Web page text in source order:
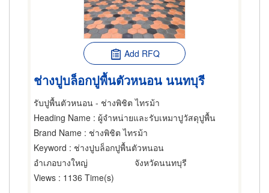
Add RFQ
ช่างปูบล็อกปูพื้นตัวหนอน นนทบุรี
รับปูพื้นตัวหนอน - ช่างพิชิต ไทรม้า
Heading Name : ผู้จำหน่ายและรับเหมาปูวัสดุปูพื้น
Brand Name : ช่างพิชิต ไทรม้า
Keyword : ช่างปูบล็อกปูพื้นตัวหนอน
อำเภอบางใหญ่
จังหวัดนนทบุรี
Views : 1136 Time(s)